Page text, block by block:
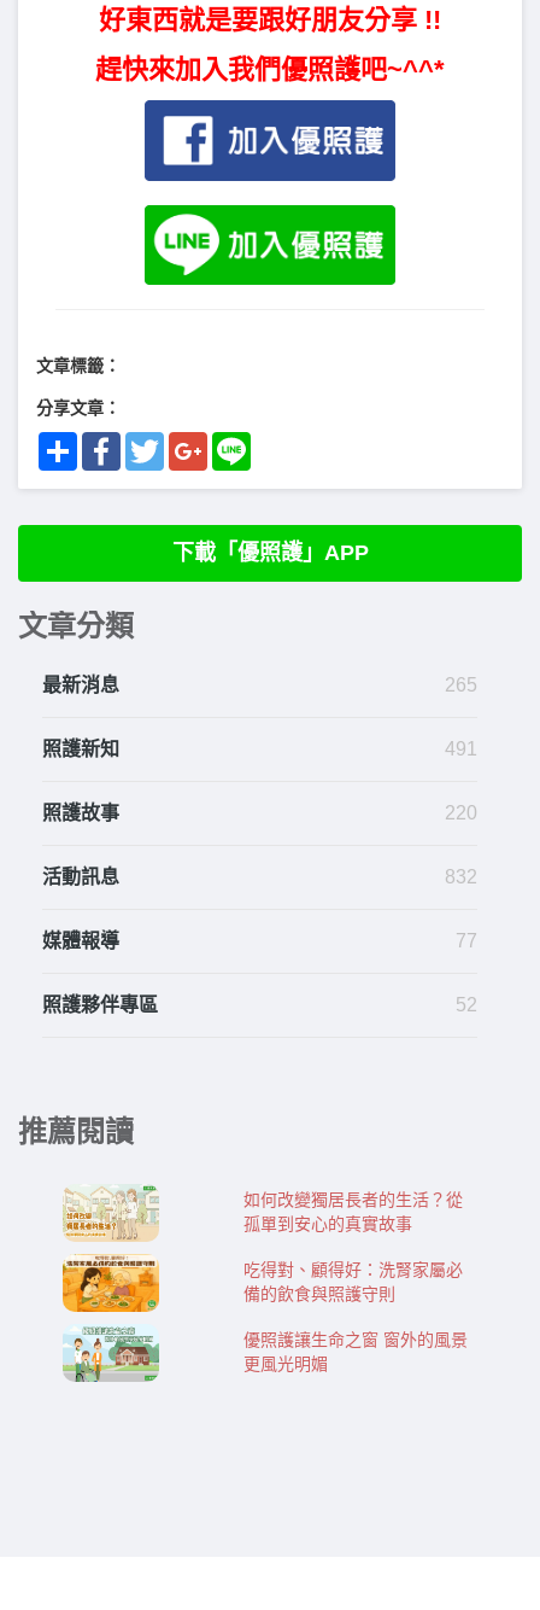
好東西就是要跟好朋友分享 !!
趕快來加入我們優照護吧~^^*
文章標籤：
分享文章：
Share FacebookTwitterGoogle+
下載「優照護」APP
文章分類
最新消息 265
照護新知 491
照護故事 220
活動訊息 832
媒體報導 77
照護夥伴專區 52
推薦閱讀
如何改變獨居長者的生活？從
孤單到安心的真實故事
吃得對、顧得好：洗腎家屬必
備的飲食與照護守則
優照護讓生命之窗 窗外的風景
更風光明媚